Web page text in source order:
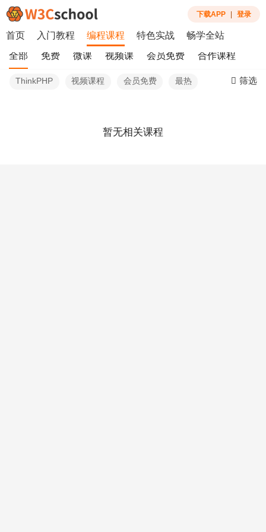
下载APP 登录
首页 入门教程 编程课程 特色实战 畅学全站
全部 免费 微课 视频课 会员免费 合作课程
ThinkPHP 视频课程 会员免费 最热 筛选
暂无相关课程